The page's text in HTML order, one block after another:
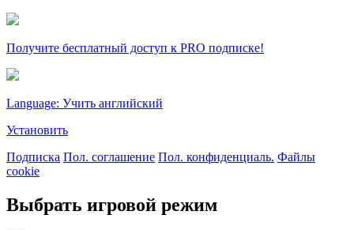
Получите бесплатный доступ к PRO подписке!
Language: Учить английский
Установить
Подписка Пол. соглашение Пол. конфиденциаль. Файлы
cookie
Выбрать игровой режим